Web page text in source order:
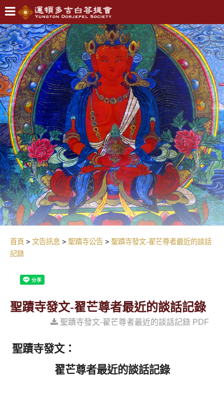
首頁 文告訊息 聖蹟寺公告
聖蹟寺發文-翟芒尊者最近的談話
記錄
聖蹟寺發文-翟芒尊者最近的談話記錄
聖蹟寺發文-翟芒尊者最近的談話記錄 PDF
聖蹟寺發文：
翟芒尊者最近的談話記錄